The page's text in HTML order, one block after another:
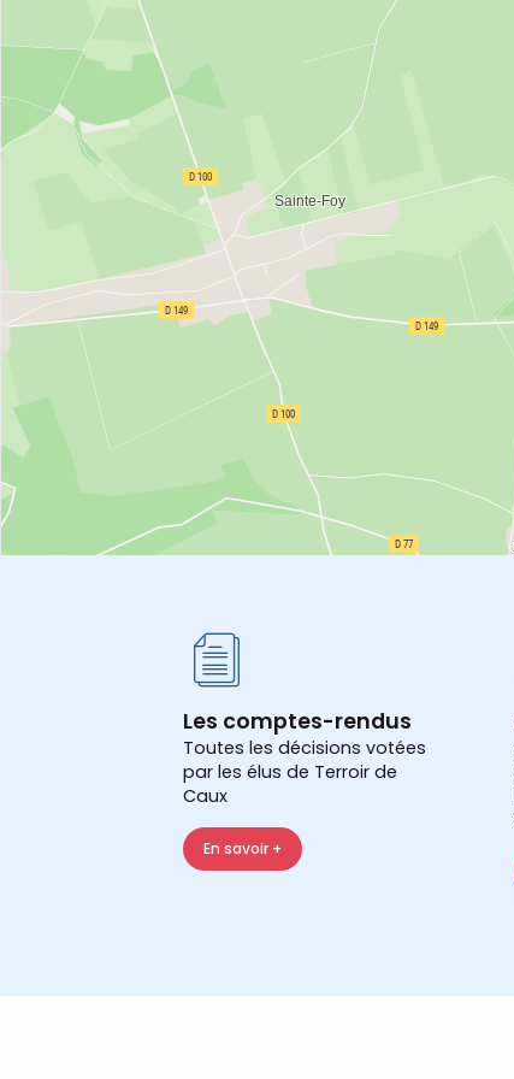
Les comptes-rendus
Toutes les décisions votées
par les élus de Terroir de
Caux
En savoir +